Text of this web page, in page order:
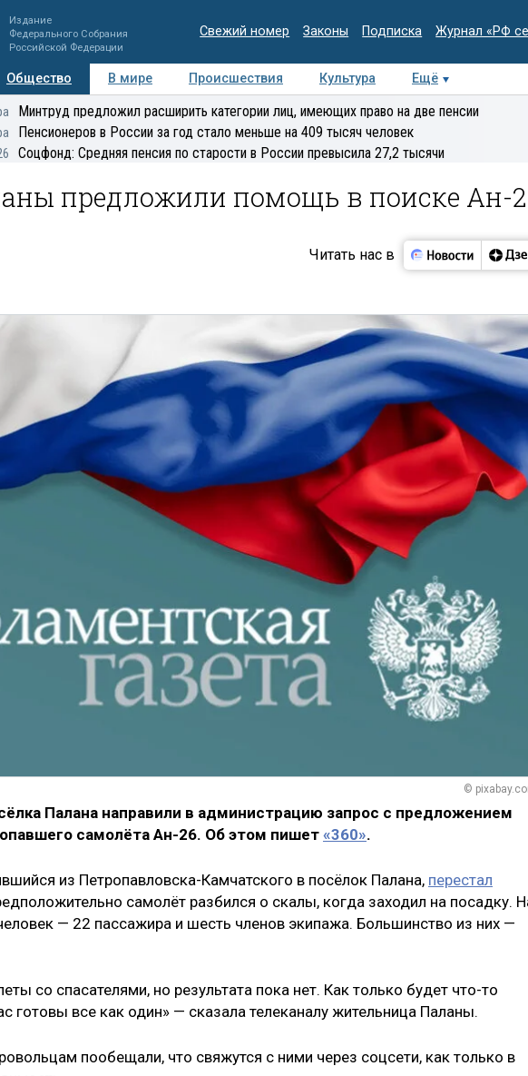
Издание
Федерального Собрания
Российской Федерации
Свежий номер Законы Подписка Журнал «РФ
Общество В мире Происшествия Культура
Ещё
Регионы Медиацентр Интервью Колумнисты
Минтруд предложил расширить категории лиц, имеющих право на две пенсии
Пенсионеров в России за год стало меньше на 409 тысяч человек
Соцфонд: Средняя пенсия по старости в России превысила 27,2 тысячи
предложили помощь в поиске Ан-
Читать нас в
©
Палана направили в администрацию запрос с предложением
самолёта Ан-26. Об этом пишет «360».
из Петропавловска-Камчатского в посёлок Палана, перестал
самолёт разбился о скалы, когда заходил на посадку.
— 22 пассажира и шесть членов экипажа. Большинство из них —
со спасателями, но результата пока нет. Как только будет что-то
готовы все как один» — сказала телеканалу жительница Паланы.
пообещали, что свяжутся с ними через соцсети, как только в